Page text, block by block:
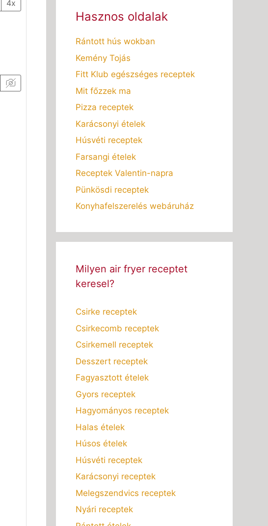
4x
Hasznos oldalak
Rántott hús wokban
Kemény Tojás
Fitt Klub egészséges receptek
Mit főzzek ma
Pizza receptek
Karácsonyi ételek
Húsvéti receptek
Farsangi ételek
Receptek Valentin-napra
Pünkösdi receptek
Konyhafelszerelés webáruház
Milyen air fryer receptet
keresel?
Csirke receptek
Csirkecomb receptek
Csirkemell receptek
Desszert receptek
Fagyasztott ételek
Gyors receptek
Hagyományos receptek
Halas ételek
Húsos ételek
Húsvéti receptek
Karácsonyi receptek
Melegszendvics receptek
Nyári receptek